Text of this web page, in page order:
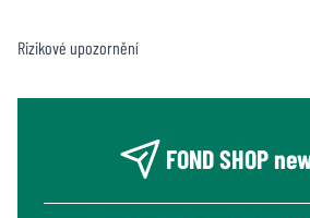
Rizikové upozornění
FOND SHOP